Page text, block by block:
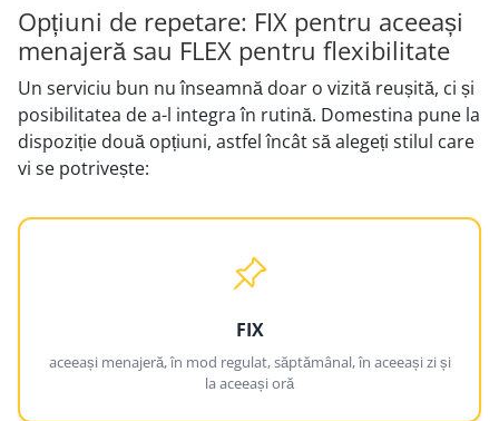
Opțiuni de repetare: FIX pentru aceeași
menajeră sau FLEX pentru flexibilitate
Un serviciu bun nu înseamnă doar o vizită reușită, ci și
posibilitatea de a-l integra în rutină. Domestina pune la
dispoziție două opțiuni, astfel încât să alegeți stilul care
vi se potrivește:
FIX
aceeași menajeră, în mod regulat, săptămânal, în aceeași zi și
la aceeași oră